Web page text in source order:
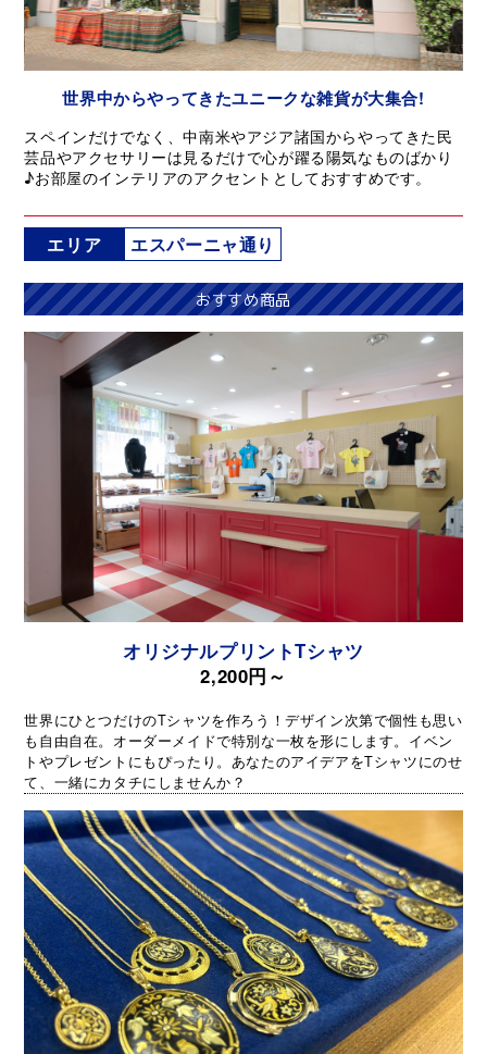
世界中からやってきたユニークな雑貨が大集合!
スペインだけでなく、中南米やアジア諸国からやってきた民
芸品やアクセサリーは見るだけで心が躍る陽気なものばかり
♪お部屋のインテリアのアクセントとしておすすめです。
エリア エスパーニャ通り
おすすめ商品
オリジナルプリントTシャツ
2,200円～
世界にひとつだけのTシャツを作ろう！デザイン次第で個性も思い
も自由自在。オーダーメイドで特別な一枚を形にします。イベン
トやプレゼントにもぴったり。あなたのアイデアをTシャツにのせ
て、一緒にカタチにしませんか？